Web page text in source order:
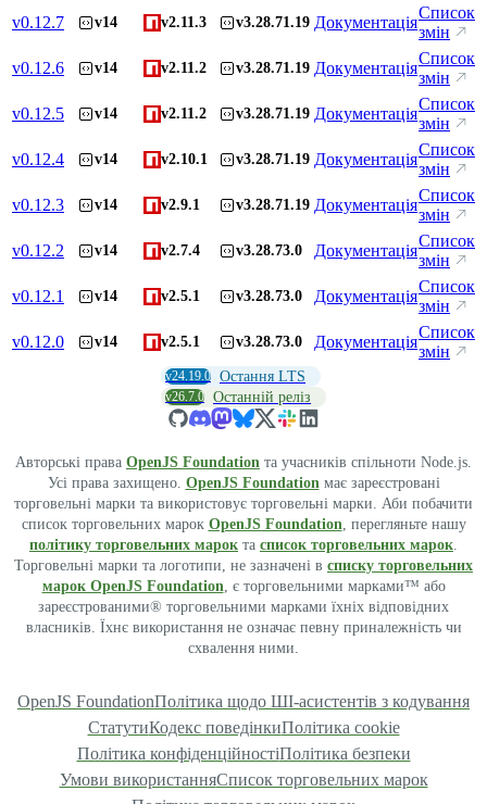
v0.12.7 v14 v2.11.3 v3.28.71.19 Документація
Список
змін
v0.12.6 v14 v2.11.2 v3.28.71.19 Документація
Список
змін
v0.12.5 v14 v2.11.2 v3.28.71.19 Документація
Список
змін
v0.12.4 v14 v2.10.1 v3.28.71.19 Документація
Список
змін
v0.12.3 v14 v2.9.1 v3.28.71.19 Документація
Список
змін
v0.12.2 v14 v2.7.4 v3.28.73.0 Документація
Список
змін
v0.12.1 v14 v2.5.1 v3.28.73.0 Документація
Список
змін
v0.12.0 v14 v2.5.1 v3.28.73.0 Документація
Список
змін
v24.19.0 Остання LTS
v26.7.0 Останній реліз
Авторські права OpenJS Foundation та учасників спільноти Node.js.
Усі права захищено. OpenJS Foundation має зареєстровані
торговельні марки та використовує торговельні марки. Аби побачити
список торговельних марок OpenJS Foundation , перегляньте нашу
політику торговельних марок та список торговельних марок
Торговельні марки та логотипи, не зазначені в списку торговельних
марок OpenJS Foundation , є торговельними марками™ або
зареєстрованими® торговельними марками їхніх відповідних
власників. Їхнє використання не означає певну приналежність чи
схвалення ними.
OpenJS FoundationПолітика щодо ШІ-асистентів з кодування
СтатутиКодекс поведінкиПолітика cookie
Політика конфіденційностіПолітика безпеки
Умови використанняСписок торговельних марок